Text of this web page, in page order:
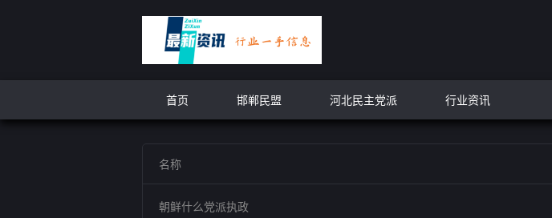
首页 邯郸民盟 河北民主党派 行业资讯
名称
朝鲜什么党派执政